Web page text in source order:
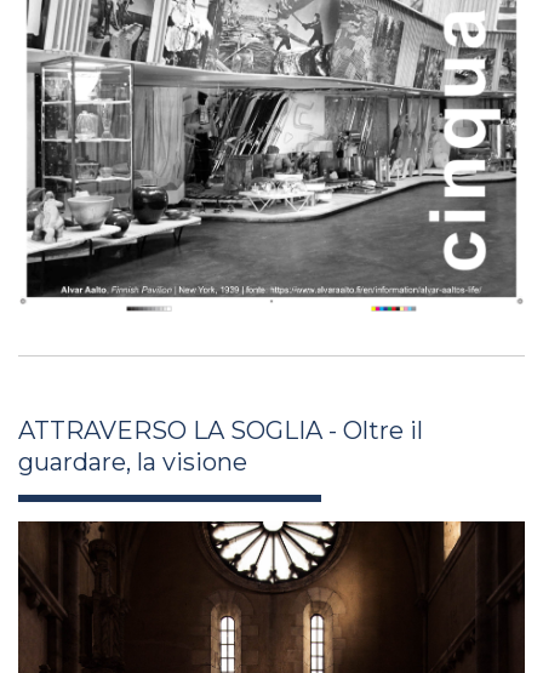
ATTRAVERSO LA SOGLIA - Oltre il
guardare, la visione
antonella_salucci_xli26_8.jpg